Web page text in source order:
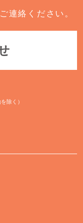
連絡ください。
除く）